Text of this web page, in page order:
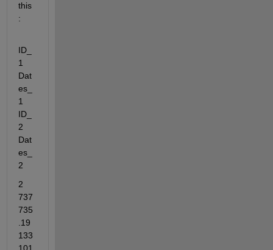
this
:
ID_
1
Dat
es_
1
ID_
2
Dat
es_
2
2
737
735
.19
133